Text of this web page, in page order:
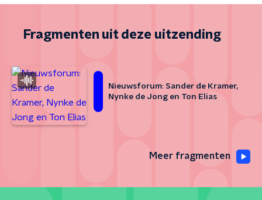
Fragmenten uit deze uitzending
Nieuwsforum: Sander de Kramer,
Nynke de Jong en Ton Elias
Meer fragmenten